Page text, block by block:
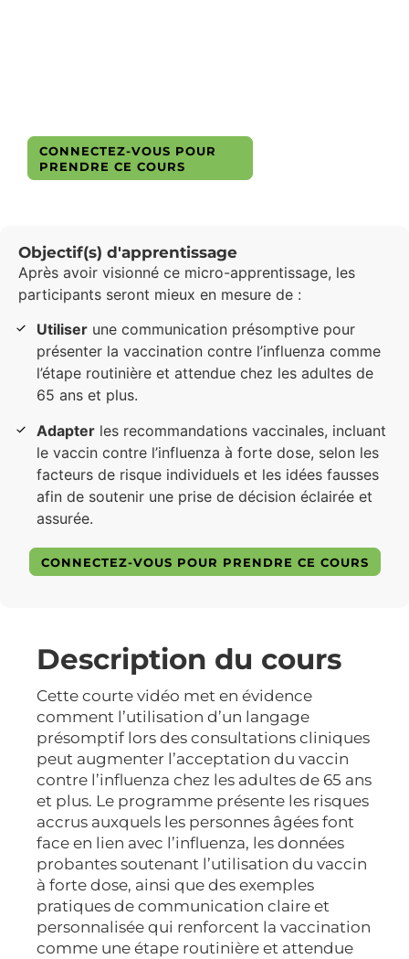
CONNECTEZ-VOUS POUR
PRENDRE CE COURS
Description du cours
Cette courte vidéo met en évidence
comment l’utilisation d’un langage
présomptif lors des consultations cliniques
peut augmenter l’acceptation du vaccin
contre l’influenza chez les adultes de 65 ans
et plus. Le programme présente les risques
accrus auxquels les personnes âgées font
face en lien avec l’influenza, les données
probantes soutenant l’utilisation du vaccin
à forte dose, ainsi que des exemples
pratiques de communication claire et
personnalisée qui renforcent la vaccination
comme une étape routinière et attendue
Objectif(s) d'apprentissage
Après avoir visionné ce micro-apprentissage, les
participants seront mieux en mesure de :
Utiliser une communication présomptive pour
présenter la vaccination contre l’influenza comme
l’étape routinière et attendue chez les adultes de
65 ans et plus.
Adapter les recommandations vaccinales, incluant
le vaccin contre l’influenza à forte dose, selon les
facteurs de risque individuels et les idées fausses
afin de soutenir une prise de décision éclairée et
assurée.
CONNECTEZ-VOUS POUR PRENDRE CE COURS